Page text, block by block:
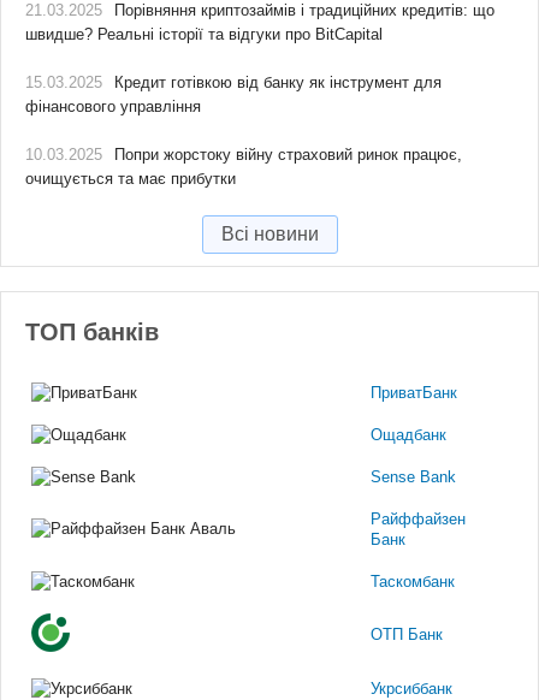
21.03.2025
Порівняння криптозаймів і традиційних кредитів: що
швидше? Реальні історії та відгуки про BitCapital
15.03.2025
Кредит готівкою від банку як інструмент для
фінансового управління
10.03.2025
Попри жорстоку війну страховий ринок працює,
очищується та має прибутки
Всі новини
ТОП банків
ПриватБанк
Ощадбанк
Sense Bank
Райффайзен
Банк
Таскомбанк
ОТП Банк
Укрсиббанк